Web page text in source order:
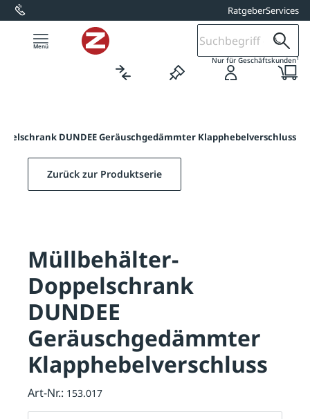
springen RatgeberServices
Nur für Geschäftskunden1
DUNDEE Geräuschgedämmter Klapphebelverschluss
Zurück zur Produktserie
Müllbehälter-
Doppelschrank
DUNDEE
Geräuschgedämmter
Klapphebelverschluss
Art-Nr.: 153.017